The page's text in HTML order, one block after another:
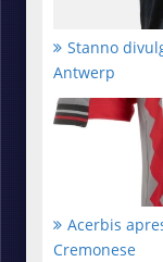
Stanno
Antwerp
Acerbis
Cremonese